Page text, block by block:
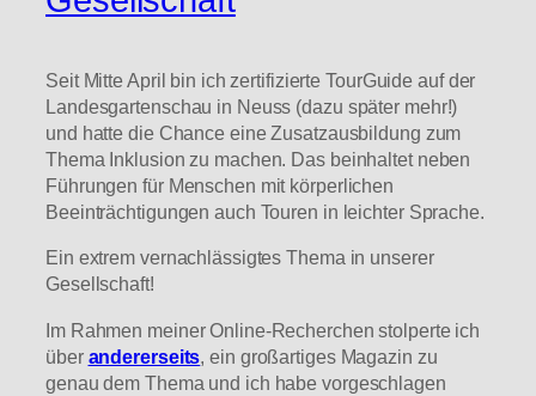
Seit Mitte April bin ich zertifizierte TourGuide auf der
Landesgartenschau in Neuss (dazu später mehr!)
und hatte die Chance eine Zusatzausbildung zum
Thema Inklusion zu machen. Das beinhaltet neben
Führungen für Menschen mit körperlichen
Beeinträchtigungen auch Touren in leichter Sprache.
Ein extrem vernachlässigtes Thema in unserer
Gesellschaft!
Im Rahmen meiner Online-Recherchen stolperte ich
über andererseits , ein großartiges Magazin zu
genau dem Thema und ich habe vorgeschlagen